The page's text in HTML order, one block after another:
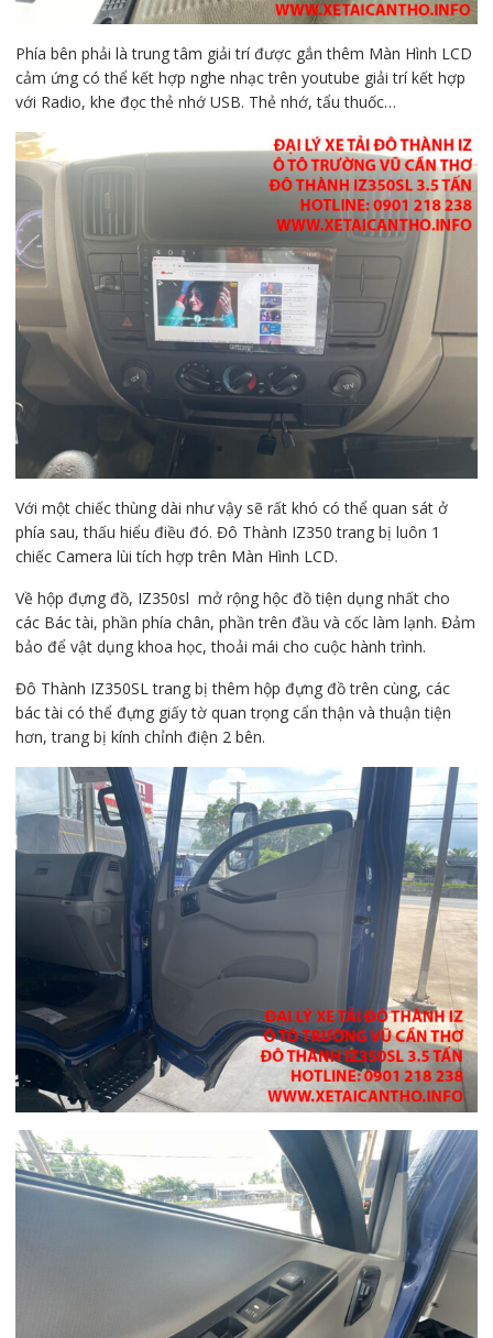
Phía bên phải là trung tâm giải trí được gắn thêm Màn Hình LCD
cảm ứng có thể kết hợp nghe nhạc trên youtube giải trí kết hợp
với Radio, khe đọc thẻ nhớ USB. Thẻ nhớ, tẩu thuốc…
Với một chiếc thùng dài như vậy sẽ rất khó có thể quan sát ở
phía sau, thấu hiểu điều đó. Đô Thành IZ350 trang bị luôn 1
chiếc Camera lùi tích hợp trên Màn Hình LCD.
Về hộp đựng đồ, IZ350sl mở rộng hộc đồ tiện dụng nhất cho
các Bác tài, phần phía chân, phần trên đầu và cốc làm lạnh. Đảm
bảo để vật dụng khoa học, thoải mái cho cuộc hành trình.
Đô Thành IZ350SL trang bị thêm hộp đựng đồ trên cùng, các
bác tài có thể đựng giấy tờ quan trọng cẩn thận và thuận tiện
hơn, trang bị kính chỉnh điện 2 bên.